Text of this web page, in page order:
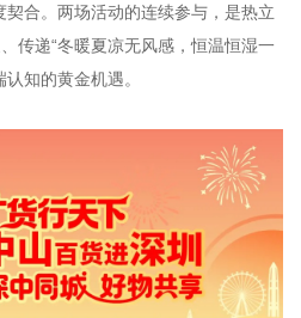
契合。两场活动的连续参与，是热立
传递“冬暖夏凉无风感，恒温恒湿一
知的黄金机遇。